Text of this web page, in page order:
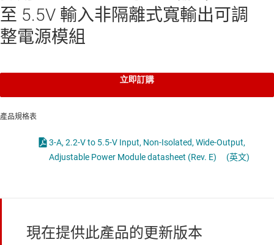
至 5.5V 輸入非隔離式寬輸出可調
整電源模組
立即訂購
產品規格表
3-A, 2.2-V to 5.5-V Input, Non-Isolated, Wide-Output,
Adjustable Power Module datasheet (Rev. E)
(英文)
現在提供此產品的更新版本